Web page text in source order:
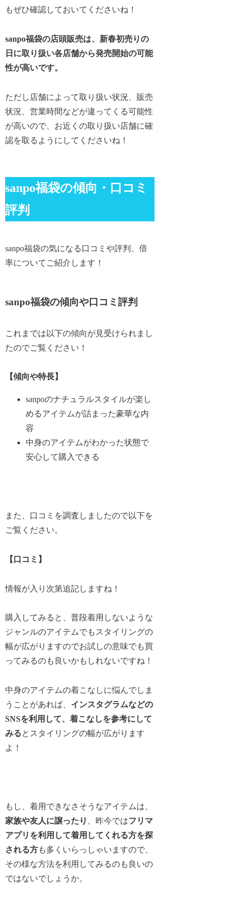
もぜひ確認しておいてくださいね！
sanpo福袋の店頭販売は、新春初売りの
日に取り扱い各店舗から発売開始の可能
性が高いです。
ただし店舗によって取り扱い状況、販売
状況、営業時間などが違ってくる可能性
が高いので、お近くの取り扱い店舗に確
認を取るようにしてくださいね！
sanpo福袋の傾向・口コミ
評判
sanpo福袋の気になる口コミや評判、倍
率についてご紹介します！
sanpo福袋の傾向や口コミ評判
これまでは以下の傾向が見受けられまし
たのでご覧ください！
【傾向や特長】
sanpoのナチュラルスタイルが楽し
めるアイテムが詰まった豪華な内
容
中身のアイテムがわかった状態で
安心して購入できる
また、口コミを調査しましたので以下を
ご覧ください。
【口コミ】
情報が入り次第追記しますね！
購入してみると、普段着用しないような
ジャンルのアイテムでもスタイリングの
幅が広がりますのでお試しの意味でも買
ってみるのも良いかもしれないですね！
中身のアイテムの着こなしに悩んでしま
うことがあれば、 インスタグラムなどの
SNSを利用して、着こなしを参考にして
みるとスタイリングの幅が広がります
よ！
もし、着用できなさそうなアイテムは、
家族や友人に譲ったり
、昨今ではフリマ
アプリを利用して着用してくれる方を探
される方も多くいらっしゃいますので、
その様な方法を利用してみるのも良いの
ではないでしょうか。